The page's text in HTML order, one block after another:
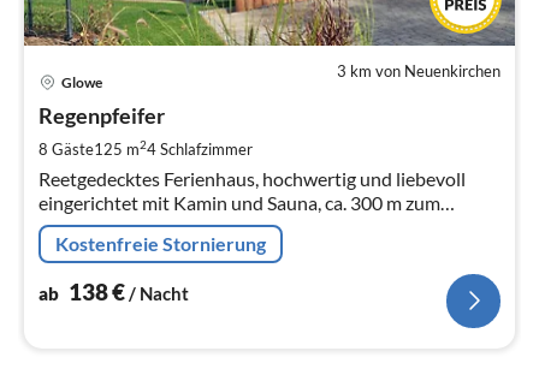
3 km von Neuenkirchen
Glowe
Regenpfeifer
8 Gäste125 m24Schlafzimmer
Reetgedecktes Ferienhaus, hochwertig und liebevoll
eingerichtet mit Kamin und Sauna, ca. 300 m zum
Sandstrand der Ostsee, bis 8 Personen, 4 Schlafzimmer,
gerne mit Haustier
Kostenfreie Stornierung
ab 138€/ Nacht